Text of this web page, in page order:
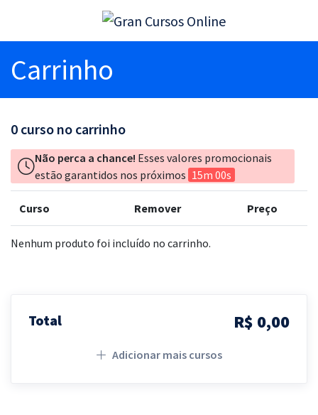
Carrinho
0 curso no carrinho
Não perca a chance! Esses valores promocionais
estão garantidos nos próximos 15m 00s
Curso Remover Preço
Nenhum produto foi incluído no carrinho.
Total R$ 0,00
Adicionar mais cursos